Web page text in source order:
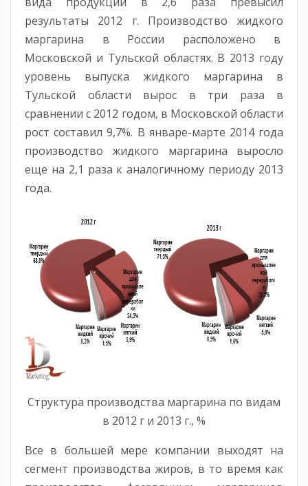
результаты 2012 г. Производство жидкого
маргарина в России расположено в
Московской и Тульской областях. В 2013 году
уровень выпуска жидкого маргарина в
Тульской области вырос в три раза в
сравнении с 2012 годом, в Московской области
рост составил 9,7%. В январе-марте 2014 года
производство жидкого маргарина выросло
еще на 2,1 раза к аналогичному периоду 2013
года.
Структура производства маргарина по видам
в 2012 г и 2013 г., %
Все в большей мере компании выходят на
сегмент производства жиров, в то время как